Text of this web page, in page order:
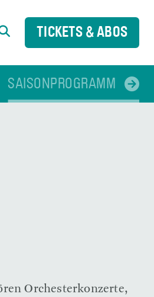
TICKETS & ABOS
SAISONPROGRAMM
Orchesterkonzerte,